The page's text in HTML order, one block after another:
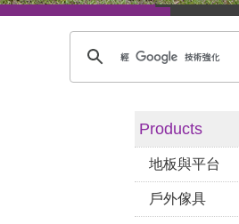
Products
地板與平台
戶外傢具